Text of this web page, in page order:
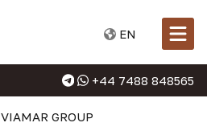
EN
+44 7488 848565
VIAMAR GROUP